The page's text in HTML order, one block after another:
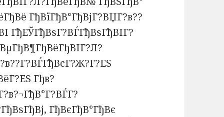
ГђВїГђВ°ГђВјГ?ВЏГ?в??
ГђЕЎГђВѕГ?ВЃГђВѕГђВІГ?
Гђв?
ГђВєГђВ°ГђВє